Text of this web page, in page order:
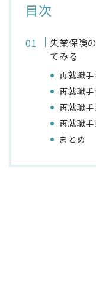
目次
失業保険
てみる
再就職
再就職
再就職
再就職
まとめ